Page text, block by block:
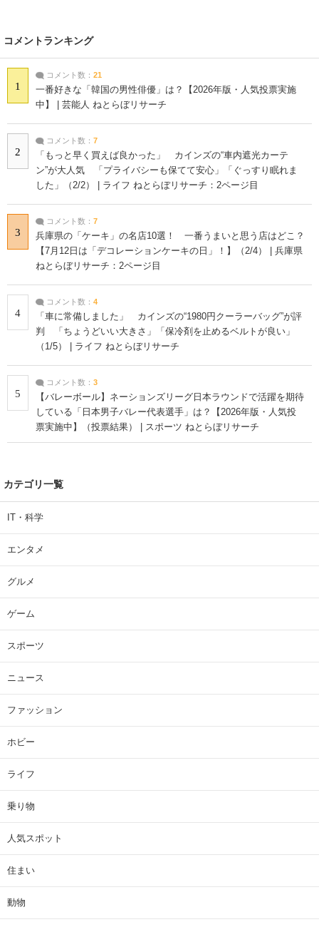
コメントランキング
1
コメント数： 21
一番好きな「韓国の男性俳優」は？【2026年版・人気投票実施
中】 | 芸能人 ねとらぼリサーチ
2
コメント数： 7
「もっと早く買えば良かった」 カインズの“車内遮光カーテ
ン”が大人気 「プライバシーも保てて安心」「ぐっすり眠れま
した」（2/2） | ライフ ねとらぼリサーチ：2ページ目
3
コメント数： 7
兵庫県の「ケーキ」の名店10選！ 一番うまいと思う店はどこ？
【7月12日は「デコレーションケーキの日」！】（2/4） | 兵庫県
ねとらぼリサーチ：2ページ目
4
コメント数： 4
「車に常備しました」 カインズの“1980円クーラーバッグ”が評
判 「ちょうどいい大きさ」「保冷剤を止めるベルトが良い」
（1/5） | ライフ ねとらぼリサーチ
5
コメント数： 3
【バレーボール】ネーションズリーグ日本ラウンドで活躍を期待
している「日本男子バレー代表選手」は？【2026年版・人気投
票実施中】（投票結果） | スポーツ ねとらぼリサーチ
カテゴリ一覧
IT・科学
エンタメ
グルメ
ゲーム
スポーツ
ニュース
ファッション
ホビー
ライフ
乗り物
人気スポット
住まい
動物